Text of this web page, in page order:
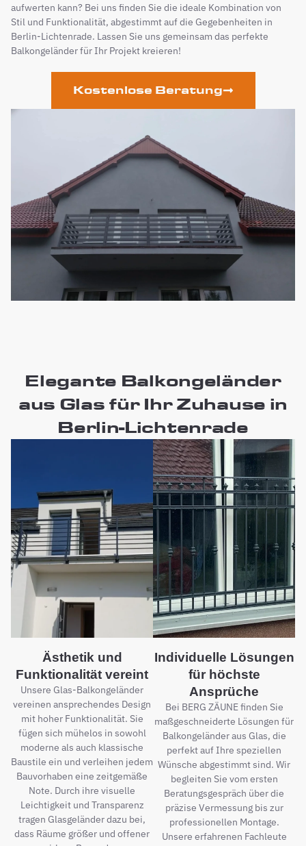
aufwerten kann? Bei uns finden Sie die ideale Kombination von
Stil und Funktionalität, abgestimmt auf die Gegebenheiten in
Berlin-Lichtenrade. Lassen Sie uns gemeinsam das perfekte
Balkongeländer für Ihr Projekt kreieren!
Kostenlose Beratung
Elegante Balkongeländer
aus Glas für Ihr Zuhause in
Berlin-Lichtenrade
Ästhetik und
Funktionalität vereint
Unsere Glas-Balkongeländer
vereinen ansprechendes Design
mit hoher Funktionalität. Sie
fügen sich mühelos in sowohl
moderne als auch klassische
Baustile ein und verleihen jedem
Bauvorhaben eine zeitgemäße
Note. Durch ihre visuelle
Leichtigkeit und Transparenz
tragen Glasgeländer dazu bei,
dass Räume größer und offener
Individuelle Lösungen
für höchste
Ansprüche
Bei BERG ZÄUNE finden Sie
maßgeschneiderte Lösungen für
Balkongeländer aus Glas, die
perfekt auf Ihre speziellen
Wünsche abgestimmt sind. Wir
begleiten Sie vom ersten
Beratungsgespräch über die
präzise Vermessung bis zur
professionellen Montage.
Unsere erfahrenen Fachleute